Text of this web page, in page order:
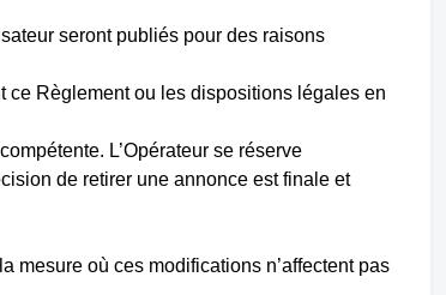
seront publiés pour des raisons
ce Règlement ou les dispositions légales en
L’Opérateur se réserve
de retirer une annonce est finale et
mesure où ces modifications n’affectent pas